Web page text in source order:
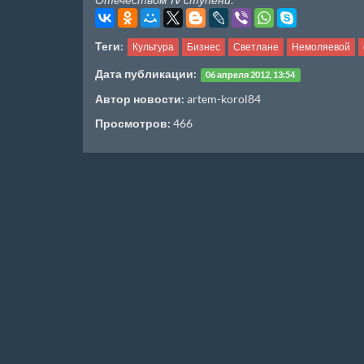
Теги: Культура Бизнес Светлане Немоляевой
Дата публикации: 06 апреля 2012, 13:54
Автор новости: artem-korol84
Просмотров: 466